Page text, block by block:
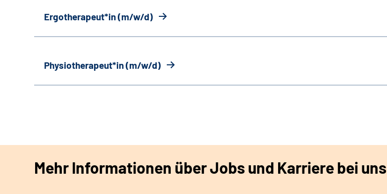
Ergotherapeut*in (m/w/d)
Physiotherapeut*in (m/w/d)
Mehr Informationen über Jobs und Karriere bei uns